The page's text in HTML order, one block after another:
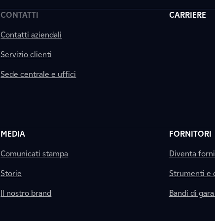
CONTATTI
Contatti aziendali
Servizio clienti
Sede centrale e uffici
CARRIERE
MEDIA
Comunicati stampa
Storie
Il nostro brand
FORNITORI
Diventa
Strumenti e
Bandi di